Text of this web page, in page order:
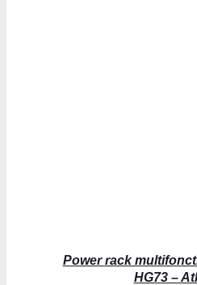
Power rack
HG73 –